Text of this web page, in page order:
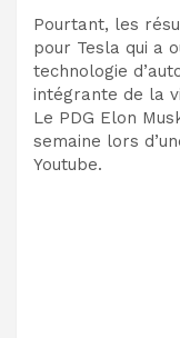
Pourtant, les
pour Tesla qui a
technologie
intégrante de la
Le PDG Elon
semaine lors
Youtube.